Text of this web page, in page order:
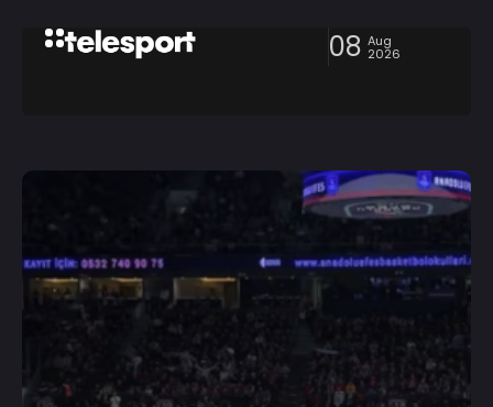
08 Aug
2026